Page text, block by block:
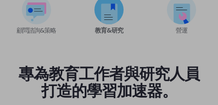
顧問諮詢&策略 教育&研究 營運
專為教育工作者與研究人員
打造的學習加速器。